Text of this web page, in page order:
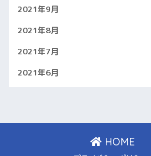
2021年9月
2021年8月
2021年7月
2021年6月
HOME